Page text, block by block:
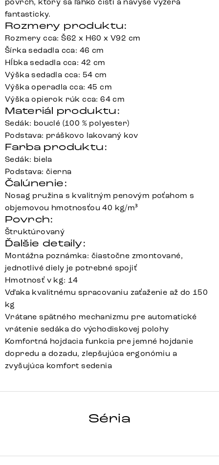
fantasticky.
Rozmery produktu:
Rozmery cca: Š62 x H60 x V92 cm
Šírka sedadla cca: 46 cm
Hĺbka sedadla cca: 42 cm
Výška sedadla cca: 54 cm
Výška operadla cca: 45 cm
Výška opierok rúk cca: 64 cm
Materiál produktu:
Sedák: bouclé (100 % polyester)
Podstava: práškovo lakovaný kov
Farba produktu:
Sedák: biela
Podstava: čierna
Čalúnenie:
Nosag pružina s kvalitným penovým poťahom s
objemovou hmotnosťou 40 kg/m³
Povrch:
Štruktúrovaný
Ďalšie detaily:
Montážna poznámka: čiastočne zmontované,
jednotlivé diely je potrebné spojiť
Hmotnosť v kg: 14
Vďaka kvalitnému spracovaniu zaťaženie až do 150
kg
Vrátane spätného mechanizmu pre automatické
vrátenie sedáka do východiskovej polohy
Komfortná hojdacia funkcia pre jemné hojdanie
dopredu a dozadu, zlepšujúca ergonómiu a
zvyšujúca komfort sedenia
Séria
ABELIA-FLEX